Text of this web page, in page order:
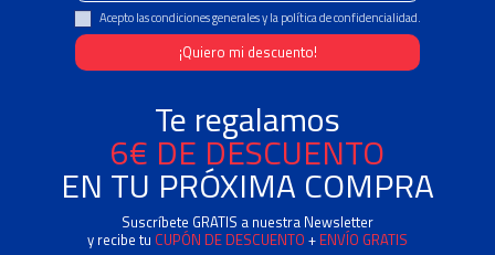
Acepto las condiciones generales y la política de confidencialidad.
Te regalamos
6€ DE DESCUENTO
EN TU PRÓXIMA COMPRA
Suscríbete GRATIS a nuestra Newsletter
y recibe tu CUPÓN DE DESCUENTO + ENVÍO GRATIS